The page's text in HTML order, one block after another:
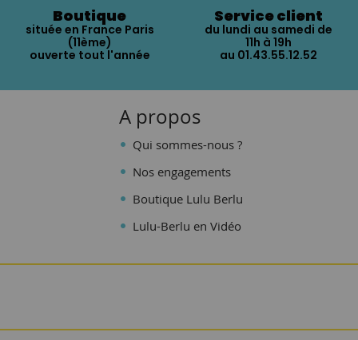
Boutique
située en France Paris
(11ème)
ouverte tout l'année
Service client
du lundi au samedi de
11h à 19h
au 01.43.55.12.52
A propos
Qui sommes-nous ?
Nos engagements
Boutique Lulu Berlu
Lulu-Berlu en Vidéo